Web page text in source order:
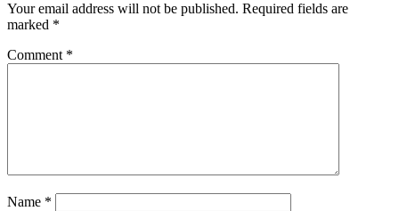
Your email address will not be published. Required fields are
marked *
Comment *
Name *